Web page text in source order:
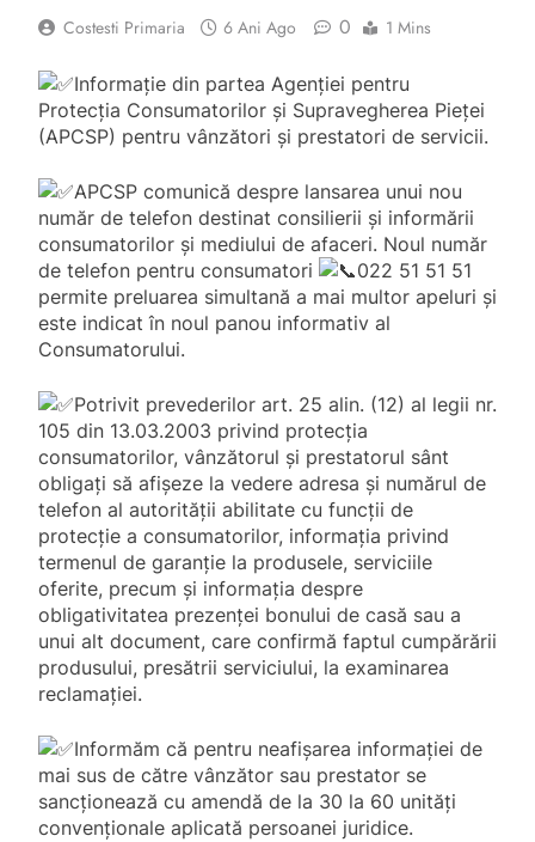
Costesti Primaria 6 Ani Ago 0 1 Mins
Informație din partea Agenției pentru
Protecția Consumatorilor și Supravegherea Pieței
(APCSP) pentru vânzători și prestatori de servicii.
APCSP comunică despre lansarea unui nou
număr de telefon destinat consilierii și informării
consumatorilor și mediului de afaceri. Noul număr
de telefon pentru consumatori
022 51 51 51
permite preluarea simultană a mai multor apeluri și
este indicat în noul panou informativ al
Consumatorului.
Potrivit prevederilor art. 25 alin. (12) al legii nr.
105 din 13.03.2003 privind protecția
consumatorilor, vânzătorul și prestatorul sânt
obligați să afișeze la vedere adresa și numărul de
telefon al autorității abilitate cu funcții de
protecție a consumatorilor, informația privind
termenul de garanție la produsele, serviciile
oferite, precum și informația despre
obligativitatea prezenței bonului de casă sau a
unui alt document, care confirmă faptul cumpărării
produsului, presătrii serviciului, la examinarea
reclamației.
Informăm că pentru neafișarea informației de
mai sus de către vânzător sau prestator se
sancționează cu amendă de la 30 la 60 unități
convenționale aplicată persoanei juridice.